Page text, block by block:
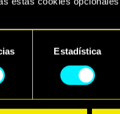
nuestro uso de las
Estadística